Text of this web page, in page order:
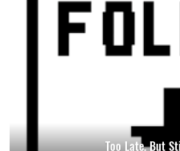
Too Late, But